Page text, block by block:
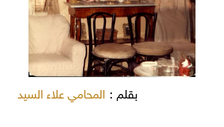
بقلم : المحامي علاء السيد